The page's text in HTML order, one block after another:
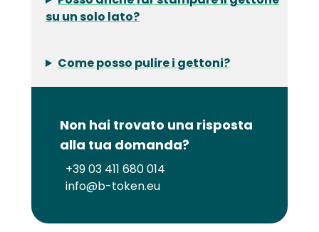
su un solo lato?
Come posso pulire i gettoni?
Non hai trovato una risposta
alla tua domanda?
+39 03 411 680 014
info@b-token.eu